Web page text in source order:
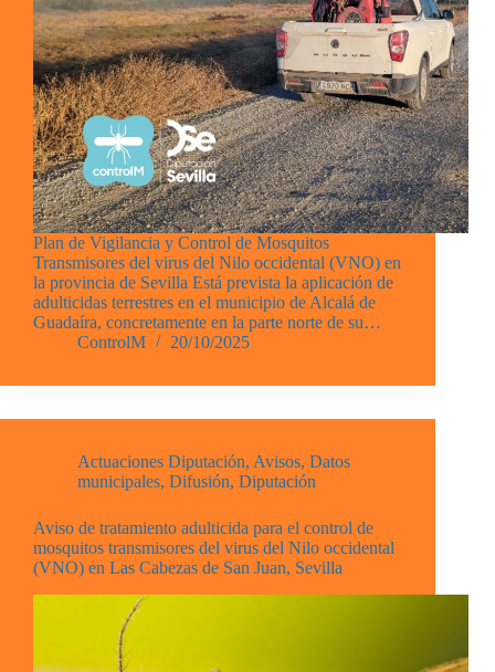
Plan de Vigilancia y Control de Mosquitos
Transmisores del virus del Nilo occidental (VNO) en
la provincia de Sevilla Está prevista la aplicación de
adulticidas terrestres en el municipio de Alcalá de
Guadaíra, concretamente en la parte norte de su…
ControlM
20/10/2025
Actuaciones Diputación, Avisos, Datos
municipales, Difusión, Diputación
Aviso de tratamiento adulticida para el control de
mosquitos transmisores del virus del Nilo occidental
(VNO) en Las Cabezas de San Juan, Sevilla